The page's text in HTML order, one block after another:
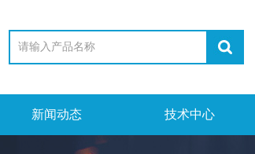
新闻动态 技术中心